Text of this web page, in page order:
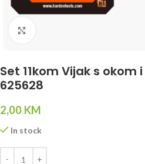
Set 11kom Vijak s
625628
2,00 KM
In stock